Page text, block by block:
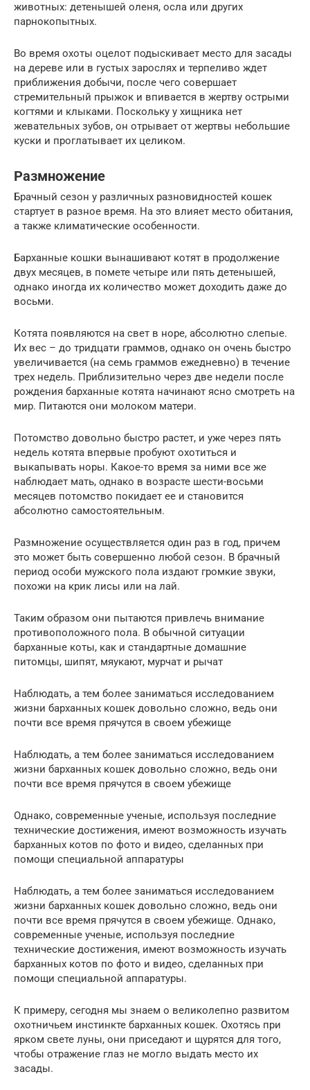
животных: детенышей оленя, осла или других
парнокопытных.
Во время охоты оцелот подыскивает место для засады
на дереве или в густых зарослях и терпеливо ждет
приближения добычи, после чего совершает
стремительный прыжок и впивается в жертву острыми
когтями и клыками. Поскольку у хищника нет
жевательных зубов, он отрывает от жертвы небольшие
куски и проглатывает их целиком.
Размножение
Брачный сезон у различных разновидностей кошек
стартует в разное время. На это влияет место обитания,
а также климатические особенности.
Барханные кошки вынашивают котят в продолжение
двух месяцев, в помете четыре или пять детенышей,
однако иногда их количество может доходить даже до
восьми.
Котята появляются на свет в норе, абсолютно слепые.
Их вес – до тридцати граммов, однако он очень быстро
увеличивается (на семь граммов ежедневно) в течение
трех недель. Приблизительно через две недели после
рождения барханные котята начинают ясно смотреть на
мир. Питаются они молоком матери.
Потомство довольно быстро растет, и уже через пять
недель котята впервые пробуют охотиться и
выкапывать норы. Какое-то время за ними все же
наблюдает мать, однако в возрасте шести-восьми
месяцев потомство покидает ее и становится
абсолютно самостоятельным.
Размножение осуществляется один раз в год, причем
это может быть совершенно любой сезон. В брачный
период особи мужского пола издают громкие звуки,
похожи на крик лисы или на лай.
Таким образом они пытаются привлечь внимание
противоположного пола. В обычной ситуации
барханные коты, как и стандартные домашние
питомцы, шипят, мяукают, мурчат и рычат
Наблюдать, а тем более заниматься исследованием
жизни барханных кошек довольно сложно, ведь они
почти все время прячутся в своем убежище
Наблюдать, а тем более заниматься исследованием
жизни барханных кошек довольно сложно, ведь они
почти все время прячутся в своем убежище
Однако, современные ученые, используя последние
технические достижения, имеют возможность изучать
барханных котов по фото и видео, сделанных при
помощи специальной аппаратуры
Наблюдать, а тем более заниматься исследованием
жизни барханных кошек довольно сложно, ведь они
почти все время прячутся в своем убежище. Однако,
современные ученые, используя последние
технические достижения, имеют возможность изучать
барханных котов по фото и видео, сделанных при
помощи специальной аппаратуры.
К примеру, сегодня мы знаем о великолепно развитом
охотничьем инстинкте барханных кошек. Охотясь при
ярком свете луны, они приседают и щурятся для того,
чтобы отражение глаз не могло выдать место их
засады.